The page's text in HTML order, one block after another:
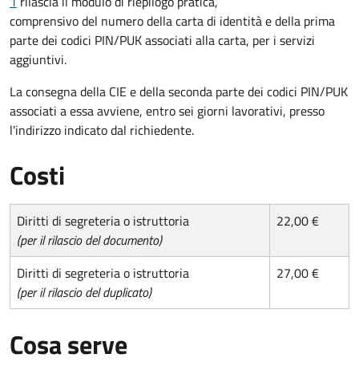
comprensivo del numero della carta di identità e della prima
parte dei codici PIN/PUK associati alla carta, per i servizi
aggiuntivi.
La consegna della CIE e della seconda parte dei codici PIN/PUK
associati a essa avviene, entro sei giorni lavorativi, presso
l'indirizzo indicato dal richiedente.
Costi
Diritti di segreteria o istruttoria
(per il rilascio del documento)
22,00 €
Diritti di segreteria o istruttoria
(per il rilascio del duplicato)
27,00 €
Cosa serve